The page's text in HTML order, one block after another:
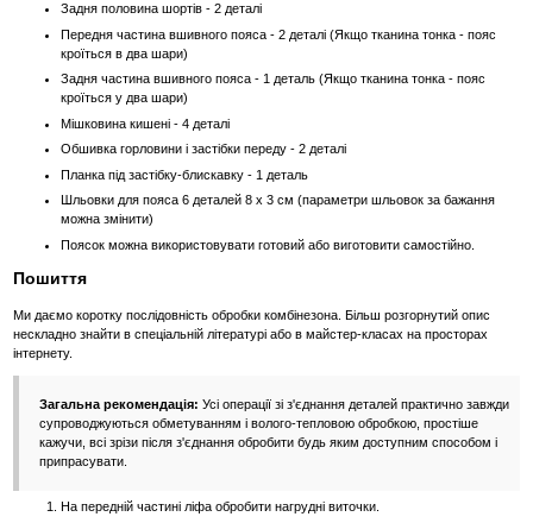
Задня половина шортів - 2 деталі
Передня частина вшивного пояса - 2 деталі (Якщо тканина тонка - пояс
кроїться в два шари)
Задня частина вшивного пояса - 1 деталь (Якщо тканина тонка - пояс
кроїться у два шари)
Мішковина кишені - 4 деталі
Обшивка горловини і застібки переду - 2 деталі
Планка під застібку-блискавку - 1 деталь
Шльовки для пояса 6 деталей 8 х 3 см (параметри шльовок за бажання
можна змінити)
Поясок можна використовувати готовий або виготовити самостійно.
Пошиття
Ми даємо коротку послідовність обробки комбінезона. Більш розгорнутий опис
нескладно знайти в спеціальній літературі або в майстер-класах на просторах
інтернету.
Загальна рекомендація: Усі операції зі з'єднання деталей практично завжди
супроводжуються обметуванням і волого-тепловою обробкою, простіше
кажучи, всі зрізи після з'єднання обробити будь яким доступним способом і
припрасувати.
На передній частині ліфа обробити нагрудні виточки.